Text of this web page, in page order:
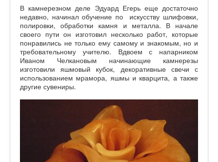
В камнерезном деле Эдуард Егерь еще достаточно
недавно, начинал обучение по искусству шлифовки,
полировки, обработки камня и металла. В начале
своего пути он изготовил несколько работ, которые
понравились не только ему самому и знакомым, но и
требовательному учителю. Вдвоем с напарником
Иваном Челкановым начинающие камнерезы
изготовили яшмовый кубок, декоративные свечи с
использованием мрамора, яшмы и кварцита, а также
другие сувениры.